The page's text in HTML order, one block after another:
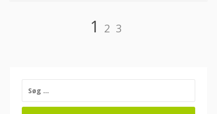
Indlægsinddeling
Side
1 Side
2 Side
3
EFTER: